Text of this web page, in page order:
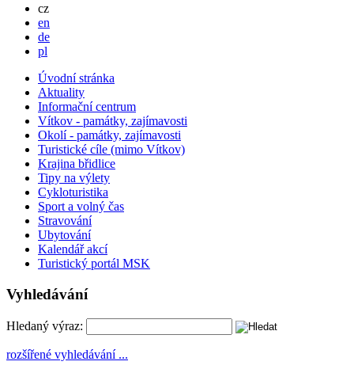
czČesky
en
deDeutsch
pl
Úvodní stránka
Aktuality
Informační centrum
Vítkov - památky, zajímavosti
Okolí - památky, zajímavosti
Turistické cíle (mimo Vítkov)
Krajina břidlice
Tipy na výlety
Cykloturistika
Sport a volný čas
Stravování
Ubytování
Kalendář akcí
Turistický portál MSK
Vyhledávání
Hledaný výraz:
rozšířené vyhledávání ...